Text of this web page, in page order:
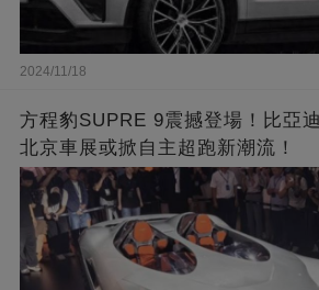
2024/11/18
方程豹SUPRE 9震撼登場！比亞
北京車展或掀自主超跑新潮流！